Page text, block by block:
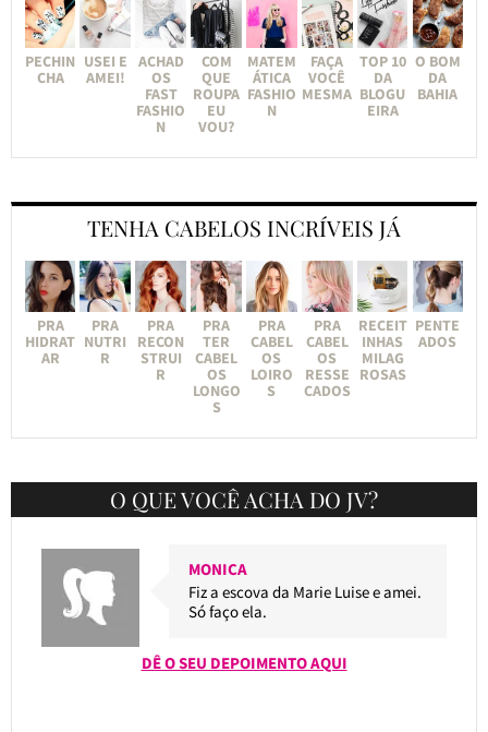
PECHIN
CHA
USEI E
AMEI!
ACHAD
OS
FAST
FASHIO
N
COM
QUE
ROUPA
EU
VOU?
MATEM
ÁTICA
FASHIO
N
FAÇA
VOCÊ
MESMA
TOP 10
DA
BLOGU
EIRA
O BOM
DA
BAHIA
TENHA CABELOS INCRÍVEIS JÁ
PRA
HIDRAT
AR
PRA
NUTRI
R
PRA
RECON
STRUI
R
PRA
TER
CABEL
OS
LONGO
S
PRA
CABEL
OS
LOIRO
S
PRA
CABEL
OS
RESSE
CADOS
RECEIT
INHAS
MILAG
ROSAS
PENTE
ADOS
O QUE VOCÊ ACHA DO JV?
MONICA
Fiz a escova da Marie Luise e amei.
Só faço ela.
DÊ O SEU DEPOIMENTO AQUI